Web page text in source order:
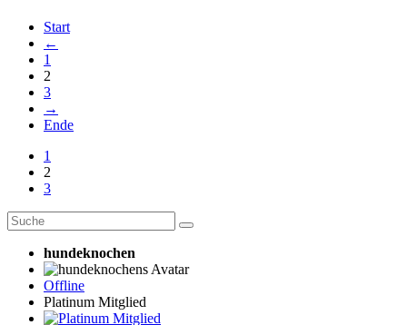
Start
←
1
2
3
→
Ende
1
2
3
hundeknochen
Offline
Platinum Mitglied